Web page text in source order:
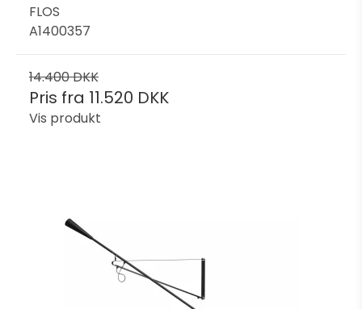
FLOS
A1400357
14.400 DKK
Pris fra 11.520 DKK
Vis produkt